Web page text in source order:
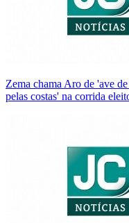
Zema chama Aro de 'ave
pelas costas' na corrida